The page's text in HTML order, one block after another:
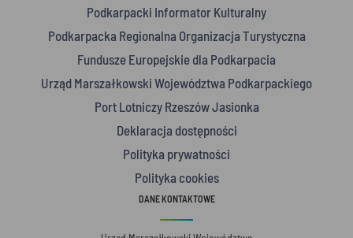
Podkarpacki Informator Kulturalny
Podkarpacka Regionalna Organizacja Turystyczna
Fundusze Europejskie dla Podkarpacia
Urząd Marszałkowski Województwa Podkarpackiego
Port Lotniczy Rzeszów Jasionka
Deklaracja dostępności
Polityka prywatności
Polityka cookies
DANE KONTAKTOWE